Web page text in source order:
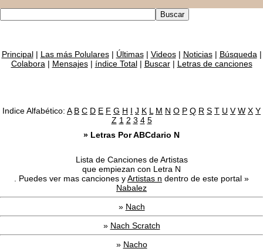
Principal| Las más Polulares| Últimas| Videos| Noticias| Búsqueda |
Colabora | Mensajes| índice Total| Buscar| Letras de canciones
Indice Alfabético: A B C D E F G H I J K L M N O P Q R S T U V W X Y
Z 1 2 3 4 5
» Letras Por ABCdario N
Lista de Canciones de Artistas
que empiezan con Letra N
. Puedes ver mas canciones yArtistas n dentro de este portal »
Nabalez
» Nach
» Nach Scratch
» Nacho